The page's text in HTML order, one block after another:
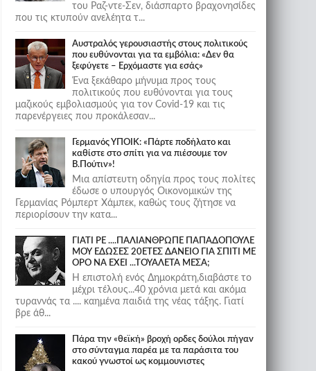
του Ραζ-ντε-Σεν, διάσπαρτο βραχονησίδες
που τις κτυπούν ανελέητα τ...
Αυστραλός γερουσιαστής στους πολιτικούς
που ευθύνονται για τα εμβόλια: «Δεν θα
ξεφύγετε – Ερχόμαστε για εσάς»
Ένα ξεκάθαρο μήνυμα προς τους
πολιτικούς που ευθύνονται για τους
μαζικούς εμβολιασμούς για τον Covid-19 και τις
παρενέργειες που προκάλεσαν...
Γερμανός ΥΠΟΙΚ: «Πάρτε ποδήλατο και
καθίστε στο σπίτι για να πιέσουμε τον
Β.Πούτιν»!
Μια απίστευτη οδηγία προς τους πολίτες
έδωσε ο υπουργός Οικονομικών της
Γερμανίας Ρόμπερτ Χάμπεκ, καθώς τους ζήτησε να
περιορίσουν την κατα...
ΓΙΑΤΙ ΡΕ ....ΠΑΛΙΑΝΘΡΩΠΕ ΠΑΠΑΔΟΠΟΥΛΕ
ΜΟΥ ΕΔΩΣΕΣ 20ΕΤΕΣ ΔΑΝΕΙΟ ΓΙΑ ΣΠΙΤΙ ΜΕ
ΟΡΟ ΝΑ ΕΧΕΙ ...ΤΟΥΑΛΕΤΑ ΜΕΣΑ;
Η επιστολή ενός Δημοκράτη,διαβάστε το
μέχρι τέλους...40 χρόνια μετά και ακόμα
τυραννάς τα .... καημένα παιδιά της νέας τάξης. Γιατί
βρε άθ...
Πάρα την «θεϊκή» βροχή ορδες δούλοι πήγαν
στο σύνταγμα παρέα με τα παράσιτα του
κακού γνωστοί ως κομμουνιστες